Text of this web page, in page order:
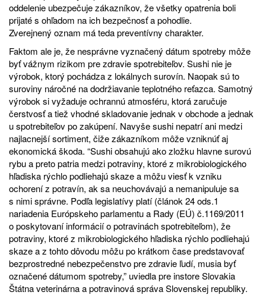
oddelenie ubezpečuje zákazníkov, že všetky opatrenia boli
prijaté s ohľadom na ich bezpečnosť a pohodlie.
Zverejnený oznam má teda preventívny charakter.
Faktom ale je, že nesprávne vyznačený dátum spotreby môže
byť vážnym rizikom pre zdravie spotrebiteľov. Sushi nie je
výrobok, ktorý pochádza z lokálnych surovín. Naopak sú to
suroviny náročné na dodržiavanie teplotného reťazca. Samotný
výrobok si vyžaduje ochrannú atmosféru, ktorá zaručuje
čerstvosť a tiež vhodné skladovanie jednak v obchode a jednak
u spotrebiteľov po zakúpení. Navyše sushi nepatrí ani medzi
najlacnejší sortiment, čiže zákazníkom môže vzniknúť aj
ekonomická škoda. “Sushi obsahujú ako zložku hlavne surovú
rybu a preto patria medzi potraviny, ktoré z mikrobiologického
hľadiska rýchlo podliehajú skaze a môžu viesť k vzniku
ochorení z potravín, ak sa neuchovávajú a nemanipuluje sa
s nimi správne. Podľa legislatívy platí (článok 24 ods.1
nariadenia Európskeho parlamentu a Rady (EÚ) č.1169/2011
o poskytovaní informácií o potravinách spotrebiteľom), že
potraviny, ktoré z mikrobiologického hľadiska rýchlo podliehajú
skaze a z tohto dôvodu môžu po krátkom čase predstavovať
bezprostredné nebezpečenstvo pre zdravie ľudí, musia byť
označené dátumom spotreby,” uviedla pre instore Slovakia
Štátna veterinárna a potravinová správa Slovenskej republiky.